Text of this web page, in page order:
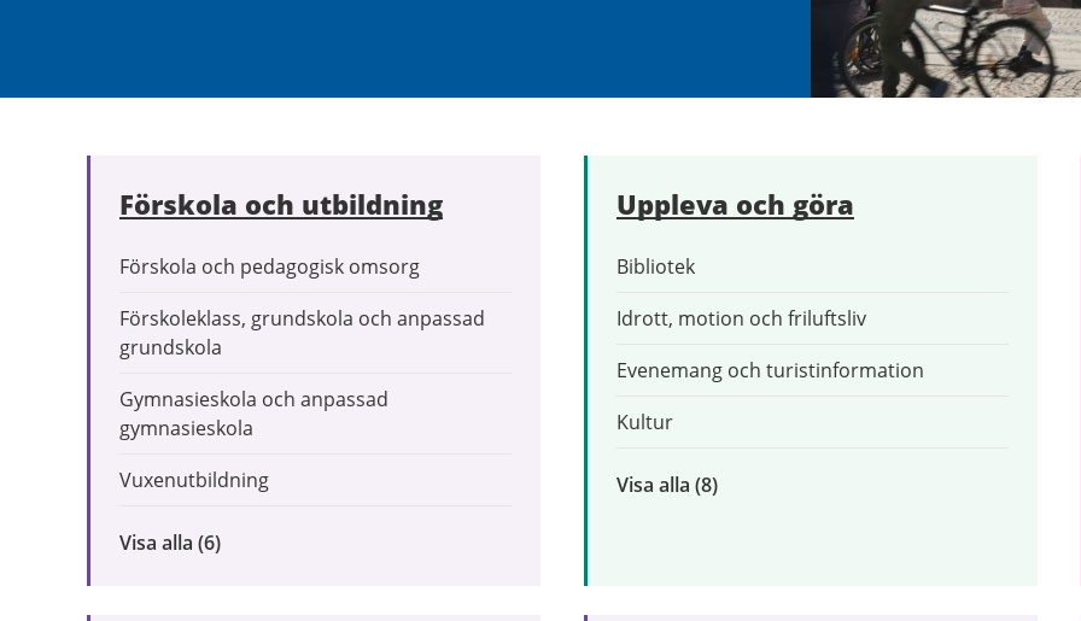
Förskola och utbildning
Förskola och pedagogisk omsorg
Förskoleklass, grundskola och anpassad
grundskola
Gymnasieskola och anpassad
gymnasieskola
Vuxenutbildning
Visa alla inom
(6)
Uppleva och göra
Bibliotek
Idrott, motion och friluftsliv
Evenemang och turistinformation
Kultur
Visa alla inom
(8)